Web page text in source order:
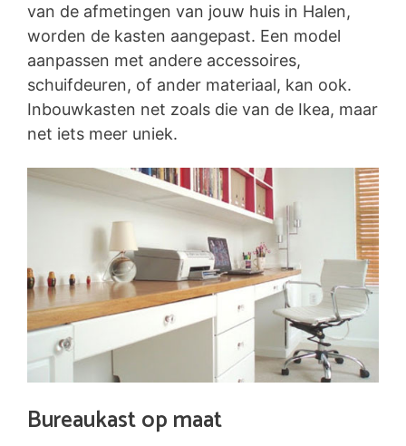
van de afmetingen van jouw huis in Halen,
worden de kasten aangepast. Een model
aanpassen met andere accessoires,
schuifdeuren, of ander materiaal, kan ook.
Inbouwkasten net zoals die van de Ikea, maar
net iets meer uniek.
Bureaukast op maat